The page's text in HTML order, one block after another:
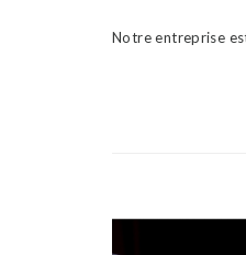
Notre entreprise